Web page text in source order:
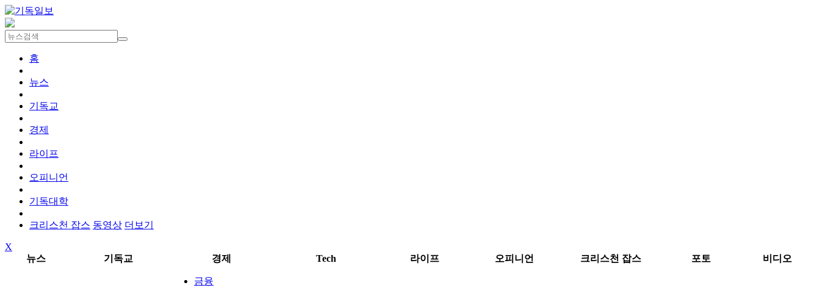
홈
뉴스
기독교
경제
라이프
오피니언
기독대학
크리스천 잡스 동영상 더보기
X
뉴스
기독교 경제 Tech 라이프 오피니언 크리스천 잡스 포토 비디오
금융